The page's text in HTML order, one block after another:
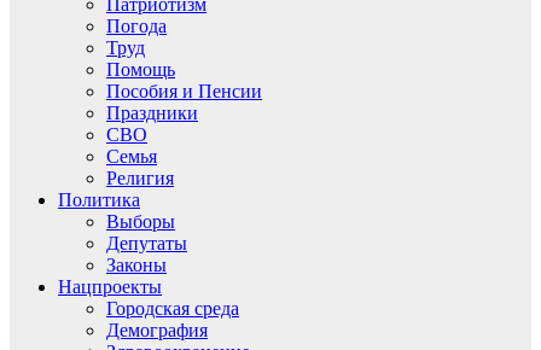
Патриотизм
Погода
Труд
Помощь
Пособия и Пенсии
Праздники
СВО
Семья
Религия
Политика
Выборы
Депутаты
Законы
Нацпроекты
Городская среда
Демография